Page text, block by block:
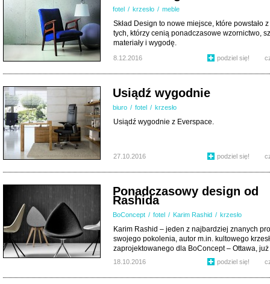
fotel / krzesło / meble
Skład Design to nowe miejsce, które powstało
tych, którzy cenią ponadczasowe wzornictwo,
materiały i wygodę.
8.12.2016 podziel się!
Usiądź wygodnie
biuro / fotel / krzesło
Usiądź wygodnie z Everspace.
27.10.2016 podziel się!
Ponadczasowy design od
Rashida
BoConcept / fotel / Karim Rashid / krzesło
Karim Rashid – jeden z najbardziej znanych
swojego pokolenia, autor m.in. kultowego
zaprojektowanego dla BoConcept – Ottawa, już
18.10.2016 podziel się!